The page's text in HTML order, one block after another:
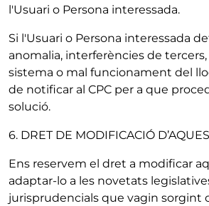
l'Usuari o Persona interessada.
Si l'Usuari o Persona interessada
anomalia, interferències de
sistema o mal funcionament del
de notificar al CPC per a que
solució.
6. DRET DE MODIFICACIÓ
Ens reservem el dret a modificar
adaptar-lo a les novetats
jurisprudencials que vagin sorgint